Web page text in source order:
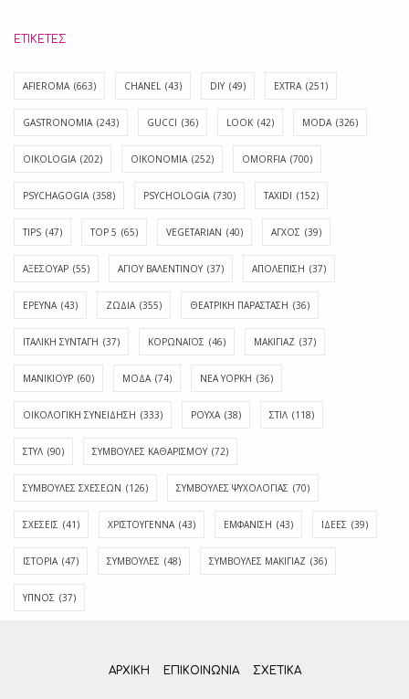
ΕΤΙΚΈΤΕΣ
AFIEROMA (663) CHANEL (43) DIY (49) EXTRA (251)
GASTRONOMIA (243) GUCCI (36) LOOK (42) MODA (326)
OIKOLOGIA (202) OIKONOMIA (252) OMORFIA (700)
PSYCHAGOGIA (358) PSYCHOLOGIA (730) TAXIDI (152)
TIPS (47) TOP 5 (65) VEGETARIAN (40) ΑΓΧΟΣ (39)
ΑΞΕΣΟΥΑΡ (55) ΑΓΊΟΥ ΒΑΛΕΝΤΊΝΟΥ (37) ΑΠΟΛΈΠΙΣΗ (37)
ΕΡΕΥΝΑ (43) ΖΩΔΙΑ (355) ΘΕΑΤΡΙΚΗ ΠΑΡΑΣΤΑΣΗ (36)
ΙΤΑΛΙΚΗ ΣΥΝΤΑΓΗ (37) ΚΟΡΩΝΑΪΟΣ (46) ΜΑΚΙΓΙΑΖ (37)
ΜΑΝΙΚΙΟΥΡ (60) ΜΟΔΑ (74) ΝΕΑ ΥΟΡΚΗ (36)
ΟΙΚΟΛΟΓΙΚΗ ΣΥΝΕΙΔΗΣΗ (333) ΡΟΥΧΑ (38) ΣΤΙΛ (118)
ΣΤΥΛ (90) ΣΥΜΒΟΥΛΕΣ ΚΑΘΑΡΙΣΜΟΥ (72)
ΣΥΜΒΟΥΛΕΣ ΣΧΕΣΕΩΝ (126) ΣΥΜΒΟΥΛΕΣ ΨΥΧΟΛΟΓΙΑΣ (70)
ΣΧΕΣΕΙΣ (41) ΧΡΙΣΤΟΥΓΕΝΝΑ (43) ΕΜΦΆΝΙΣΗ (43) ΙΔΈΕΣ (39)
ΙΣΤΟΡΊΑ (47) ΣΥΜΒΟΥΛΈΣ (48) ΣΥΜΒΟΥΛΈΣ ΜΑΚΙΓΙΆΖ (36)
ΎΠΝΟΣ (37)
ΑΡΧΙΚΗ ΕΠΙΚΟΙΝΩΝΊΑ ΣΧΕΤΙΚΆ